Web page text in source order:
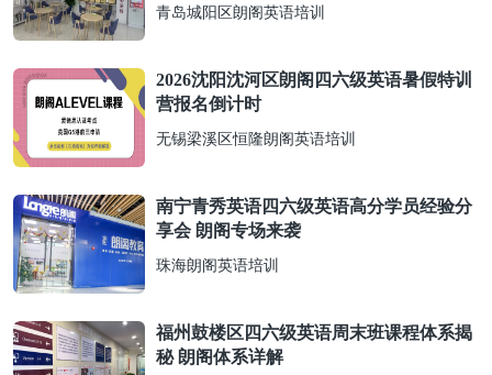
青岛城阳区朗阁英语培训
2026沈阳沈河区朗阁四六级英语暑假特训
营报名倒计时
无锡梁溪区恒隆朗阁英语培训
南宁青秀英语四六级英语高分学员经验分
享会 朗阁专场来袭
珠海朗阁英语培训
福州鼓楼区四六级英语周末班课程体系揭
秘 朗阁体系详解